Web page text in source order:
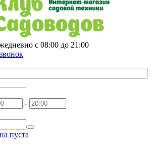
с 08:00 до 21:00
-
пуста